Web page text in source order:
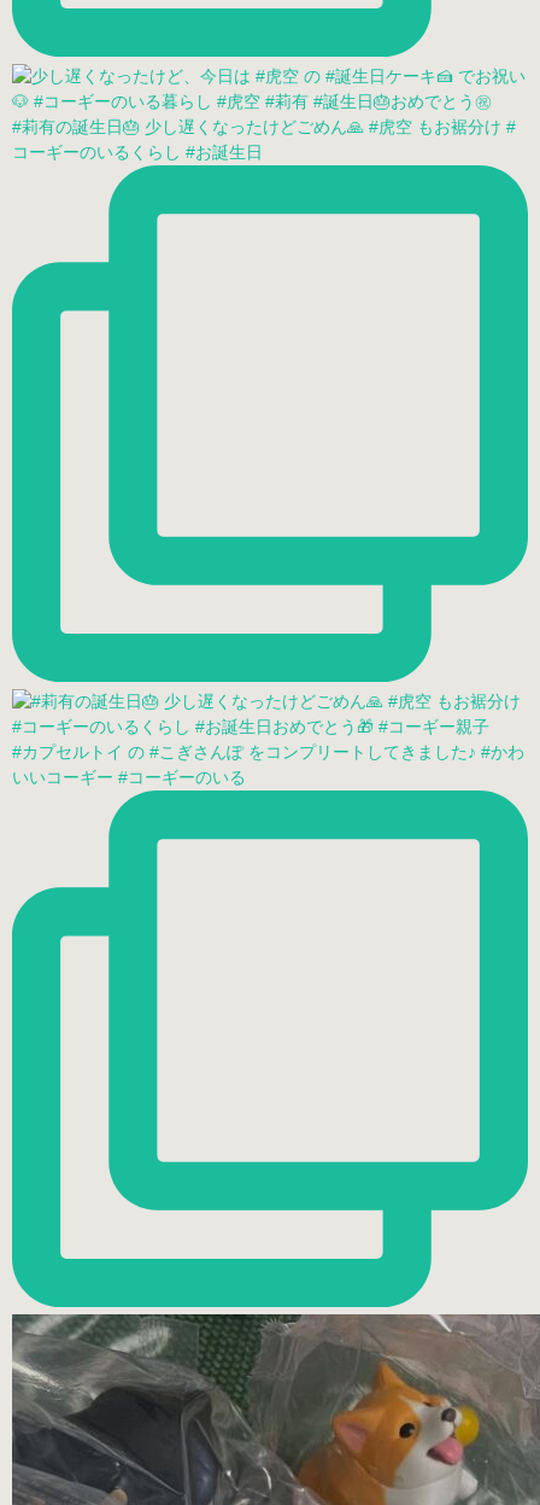
#莉有の誕生日🎂 少し遅くなったけどごめん🙏 #虎空 もお裾分け #
コーギーのいるくらし #お誕生日
#カプセルトイ の #こぎさんぽ をコンプリートしてきました♪ #かわ
いいコーギー #コーギーのいる